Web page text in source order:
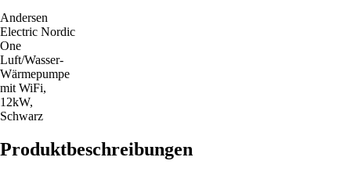
Andersen
Electric Nordic
One
Luft/Wasser-
Wärmepumpe
mit WiFi,
12kW,
Schwarz
Produktbeschreibungen